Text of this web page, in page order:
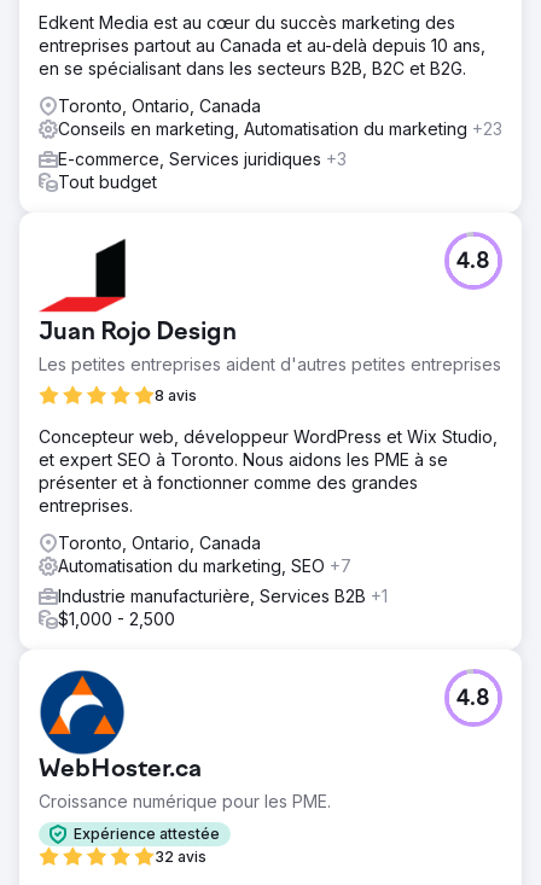
Edkent Media est au cœur du succès marketing des
entreprises partout au Canada et au-delà depuis 10 ans,
en se spécialisant dans les secteurs B2B, B2C et B2G.
Toronto, Ontario, Canada
Conseils en marketing, Automatisation du marketing +23
E-commerce, Services juridiques +3
Tout budget
Juan Rojo Design
Les petites entreprises aident d'autres petites entreprises
8 avis
4.8
Concepteur web, développeur WordPress et Wix Studio,
et expert SEO à Toronto. Nous aidons les PME à se
présenter et à fonctionner comme des grandes
entreprises.
Toronto, Ontario, Canada
Automatisation du marketing, SEO +7
Industrie manufacturière, Services B2B +1
$1,000 - 2,500
WebHoster.ca
Croissance numérique pour les PME.
Expérience attestée
32 avis
4.8